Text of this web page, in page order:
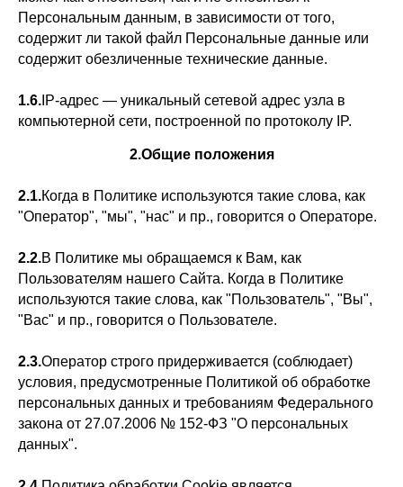
Персональным данным, в зависимости от того,
содержит ли такой файл Персональные данные или
содержит обезличенные технические данные.
1.6. IP-адрес — уникальный сетевой адрес узла в
компьютерной сети, построенной по протоколу IP.
2.Общие положения
2.1.Когда в Политике используются такие слова, как
"Оператор", "мы", "нас" и пр., говорится о Операторе.
2.2.В Политике мы обращаемся к Вам, как
Пользователям нашего Сайта. Когда в Политике
используются такие слова, как "Пользователь", "Вы",
"Вас" и пр., говорится о Пользователе.
2.3.Оператор строго придерживается (соблюдает)
условия, предусмотренные Политикой об обработке
персональных данных и требованиям Федерального
закона от 27.07.2006 № 152-ФЗ "О персональных
данных".